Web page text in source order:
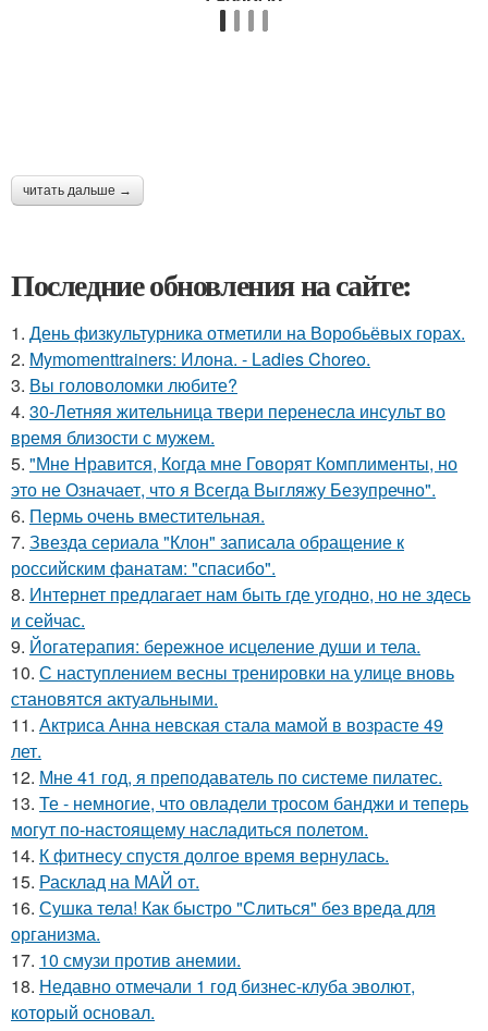
читать дальше →
Последние обновления на сайте:
1. День физкультурника отметили на Воробьёвых горах.
2. Mymomenttrainers: Илона. - Ladies Choreo.
3. Вы головоломки любите?
4. 30-Летняя жительница твери перенесла инсульт во
время близости с мужем.
5. "Мне Нравится, Когда мне Говорят Комплименты, но
это не Означает, что я Всегда Выгляжу Безупречно".
6. Пермь очень вместительная.
7. Звезда сериала "Клон" записала обращение к
российским фанатам: "спасибо".
8. Интернет предлагает нам быть где угодно, но не здесь
и сейчас.
9. Йогатерапия: бережное исцеление души и тела.
10. С наступлением весны тренировки на улице вновь
становятся актуальными.
11. Актриса Анна невская стала мамой в возрасте 49
лет.
12. Мне 41 год, я преподаватель по системе пилатес.
13. Те - немногие, что овладели тросом банджи и теперь
могут по-настоящему насладиться полетом.
14. К фитнесу спустя долгое время вернулась.
15. Расклад на МАЙ от.
16. Сушка тела! Как быстро "Слиться" без вреда для
организма.
17. 10 смузи против анемии.
18. Недавно отмечали 1 год бизнес-клуба эволют,
который основал.